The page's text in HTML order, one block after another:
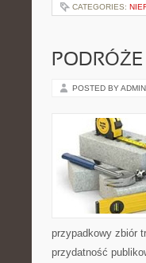
CATEGORIES:
POSTED BY ADMIN
przypadkowy zbiór
przydatność